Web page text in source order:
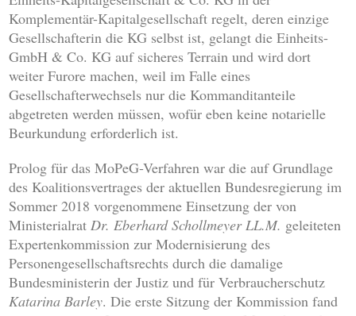
Komplementär-Kapitalgesellschaft regelt, deren einzige
Gesellschafterin die KG selbst ist, gelangt die Einheits-
GmbH & Co. KG auf sicheres Terrain und wird dort
weiter Furore machen, weil im Falle eines
Gesellschafterwechsels nur die Kommanditanteile
abgetreten werden müssen, wofür eben keine notarielle
Beurkundung erforderlich ist.
Prolog für das MoPeG-Verfahren war die auf Grundlage
des Koalitionsvertrages der aktuellen Bundesregierung im
Sommer 2018 vorgenommene Einsetzung der von
MinisterialratDr. Eberhard Schollmeyer LL.M. geleiteten
Expertenkommission zur Modernisierung des
Personengesellschaftsrechts durch die damalige
Bundesministerin der Justiz und für Verbraucherschutz
Katarina Barley. Die erste Sitzung der Kommission fand